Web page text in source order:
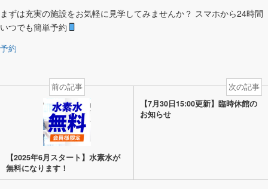
まずは充実の施設をお気軽に見学してみませんか？ スマホから24時間
いつでも簡単予約
予約
前の記事
【2025年6月スタート】水素水が
無料になります！
次の記事
【7月30日15:00更新】臨時休館の
お知らせ